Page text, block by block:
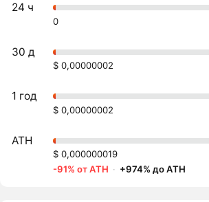
24 ч
0
30 д
$ 0,00000002
1 год
$ 0,00000002
ATH
$ 0,000000019
-91% от ATH · +974% до ATH